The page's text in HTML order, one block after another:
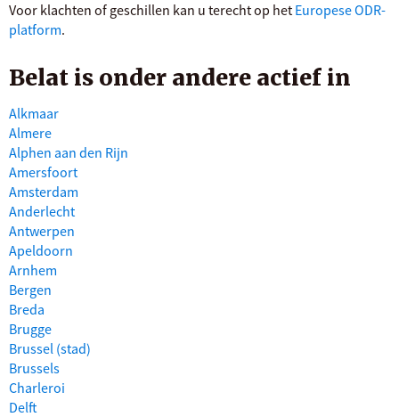
Voor klachten of geschillen kan u terecht op het Europese ODR-
platform.
Belat is onder andere actief in
Alkmaar
Almere
Alphen aan den Rijn
Amersfoort
Amsterdam
Anderlecht
Antwerpen
Apeldoorn
Arnhem
Bergen
Breda
Brugge
Brussel (stad)
Brussels
Charleroi
Delft